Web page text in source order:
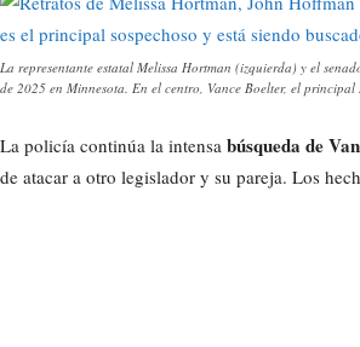
La representante estatal Melissa Hortman (izquierda) y el
de 2025 en Minnesota. En el centro, Vance Boelter, el
La policía continúa la intensa búsqueda de
de atacar a otro legislador y su pareja. Los